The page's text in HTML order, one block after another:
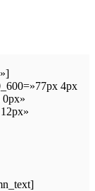
4px
0px»